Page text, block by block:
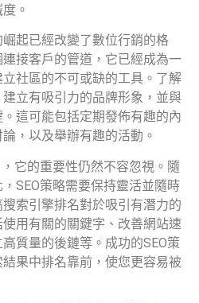
。
起已經改變了數位行銷的格
接客戶的管道，它已經成為一
社區的不可或缺的工具。了解
立有吸引力的品牌形象，並與
這可能包括定期發佈有趣的內
，以及舉辦有趣的活動。
它的重要性仍然不容忽視。隨
SEO策略需要保持靈活並隨時
索引擎排名對於吸引有潛力的
用有關的關鍵字、改善網站速
質量的後鏈等。成功的SEO策
果中排名靠前，使您更容易被